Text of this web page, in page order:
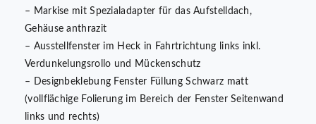
– Markise mit Spezialadapter für das Aufstelldach,
Gehäuse anthrazit
– Ausstellfenster im Heck in Fahrtrichtung links inkl.
Verdunkelungsrollo und Mückenschutz
– Designbeklebung Fenster Füllung Schwarz matt
(vollflächige Folierung im Bereich der Fenster Seitenwand
links und rechts)